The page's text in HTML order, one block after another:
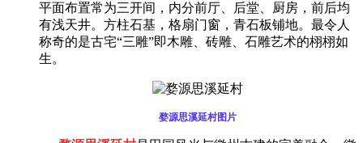
平面布置常为三开间，内分前厅、后堂、厨房，前后均
有浅天井。方柱石基，格扇门窗，青石板铺地。最令人
称奇的是古宅“三雕”即木雕、砖雕、石雕艺术的栩栩如
生。
婺源思溪延村图片